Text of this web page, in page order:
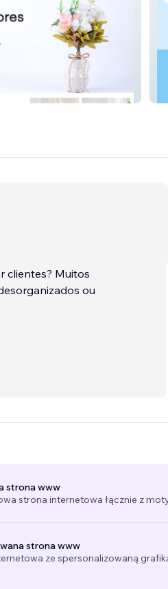
clientes? Muitos
ou
empresas a ter
strona www
strona internetowa łącznie z
strona www
ze spersonalizowaną